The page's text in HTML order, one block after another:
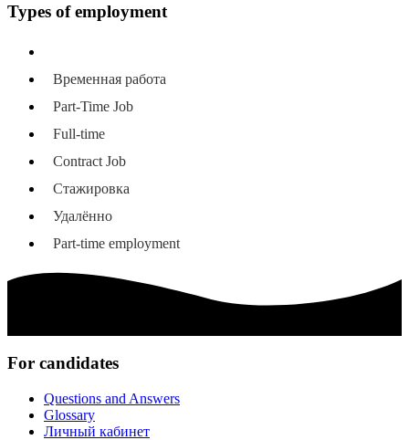
Types of employment
Временная работа
Part-Time Job
Full-time
Contract Job
Стажировка
Удалённо
Part-time employment
For candidates
Questions and Answers
Glossary
Личный кабинет